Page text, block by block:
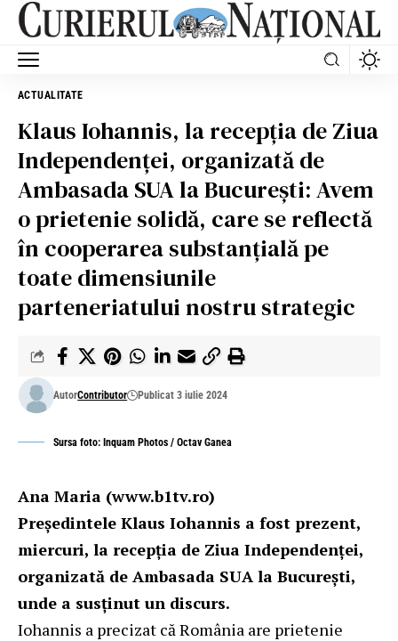
ACTUALITATE
Klaus Iohannis, la recepţia de Ziua
Independenţei, organizată de
Ambasada SUA la București: Avem
o prietenie solidă, care se reflectă
în cooperarea substanțială pe
toate dimensiunile
parteneriatului nostru strategic
AutorContributor Publicat 3 iulie 2024
Sursa foto: Inquam Photos / Octav Ganea
Ana Maria (www.b1tv.ro)
Președintele Klaus Iohannis a fost prezent,
miercuri, la recepţia de Ziua Independenţei,
organizată de Ambasada SUA la București,
unde a susținut un discurs.
Iohannis a precizat că România are prietenie